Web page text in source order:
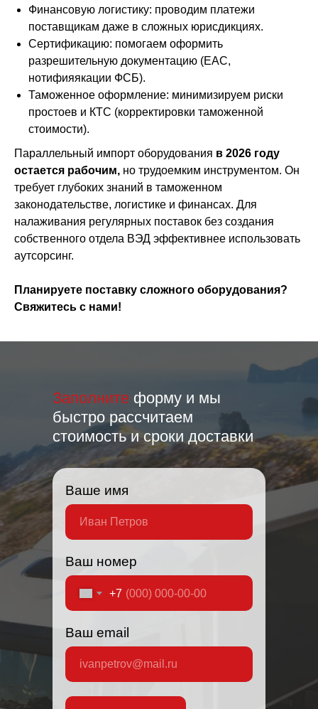
Финансовую логистику: проводим платежи
поставщикам даже в сложных юрисдикциях.
Сертификацию: помогаем оформить
разрешительную документацию (ЕАС,
нотифияякации ФСБ).
Таможенное оформление: минимизируем риски
простоев и КТС (корректировки таможенной
стоимости).
Параллельный импорт оборудования в 2026 году
остается рабочим, но трудоемким инструментом. Он
требует глубоких знаний в таможенном
законодательстве, логистике и финансах. Для
налаживания регулярных поставок без создания
собственного отдела ВЭД эффективнее использовать
аутсорсинг.
Планируете поставку сложного оборудования?
Свяжитесь с нами!
Заполните форму и мы
быстро рассчитаем
стоимость и сроки доставки
Ваше имя
Ваш номер
+7
Ваш email